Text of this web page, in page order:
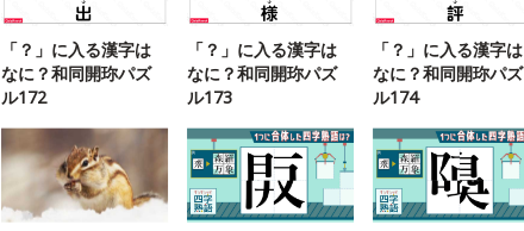
「？」に入る漢字は
なに？和同開珎パズ
ル172
「？」に入る漢字は
なに？和同開珎パズ
ル173
「？」に入る漢字は
なに？和同開珎パズ
ル174